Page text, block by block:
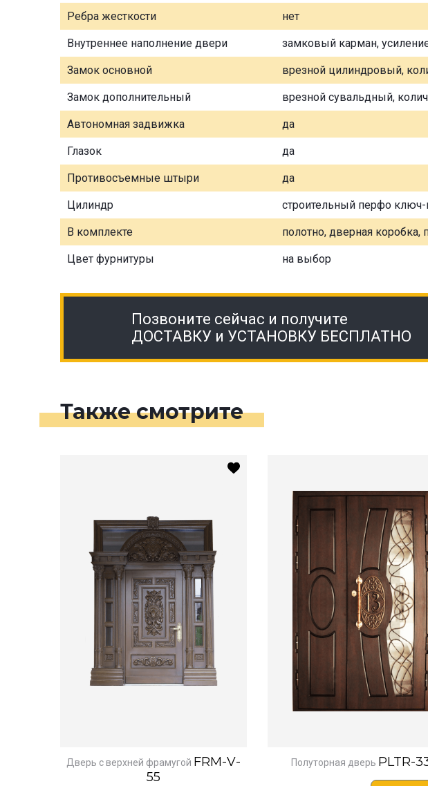
Ребра жесткости нет
Внутреннее наполнение двери замковый карман,
Замок основной врезной цилиндровый,
Замок дополнительный врезной сувальдный,
Автономная задвижка да
Глазок да
Противосъемные штыри да
Цилиндр строительный перфо
В комплекте полотно, дверная коробка,
Цвет фурнитуры на выбор
Позвоните сейчас и получите
ДОСТАВКУ и УСТАНОВКУ БЕСПЛАТНО
Также смотрите
Дверь с верхней фрамугой FRM-V-
55
Полуторная дверь PLTR-